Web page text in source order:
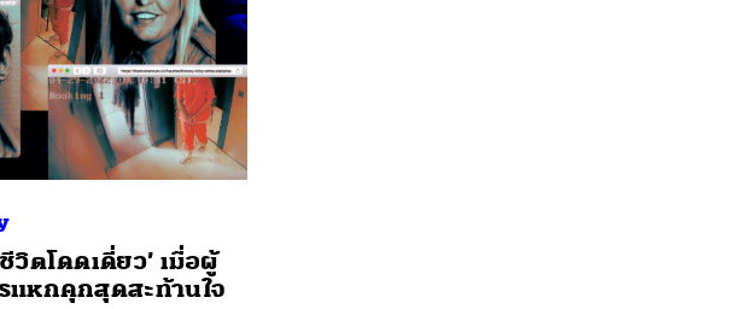
วิตโดดเดี่ยว’ เมื่อผู้
แหกคุกสุดสะท้านใจ
ค้นหา